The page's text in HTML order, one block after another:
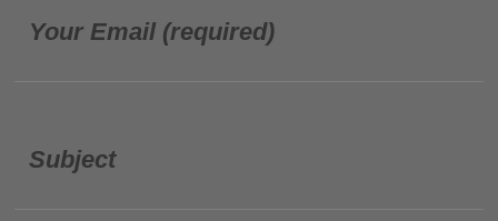
Your Email (required)
Subject